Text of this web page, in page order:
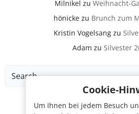
Milnikel zu Weihnacht-
hönickezu Brunch zum
Kristin Vogelsangzu
Adam zu Silvester
Search
Cookie-
Um Ihnen bei jedem Besuch